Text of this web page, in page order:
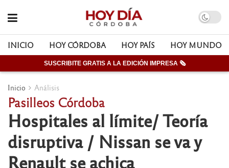
INICIO HOY CÓRDOBA HOY PAÍS HOY MUNDO
SUSCRIBITE GRATIS A LA EDICIÓN IMPRESA 🗞
Inicio Análisis
Pasilleos Córdoba
Hospitales al límite/ Teoría
disruptiva / Nissan se va y
Renault se achica